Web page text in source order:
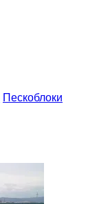
Пескоблоки